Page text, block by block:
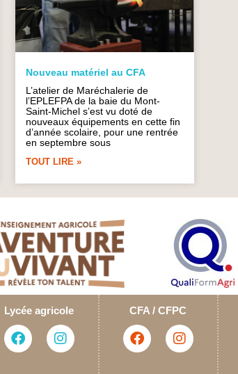
Nouveau matériel au CFA
L’atelier de Maréchalerie de
l’EPLEFPA de la baie du Mont-
Saint-Michel s’est vu doté de
nouveaux équipements en cette fin
d’année scolaire, pour une rentrée
en septembre sous
TOUT LIRE »
Lycée agricole CFA / CFPC